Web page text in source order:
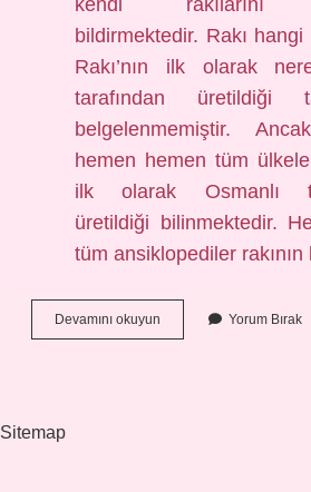
kendi rakılarını
bildirmektedir. Rakı
Rakı’nın ilk olarak
tarafından üretildiği
belgelenmemiştir.
hemen hemen tüm
ilk olarak Osmanlı
üretildiği bilinmektedir.
tüm ansiklopediler
Devamını okuyun
Yı
Yorum Bırak
Sitemap